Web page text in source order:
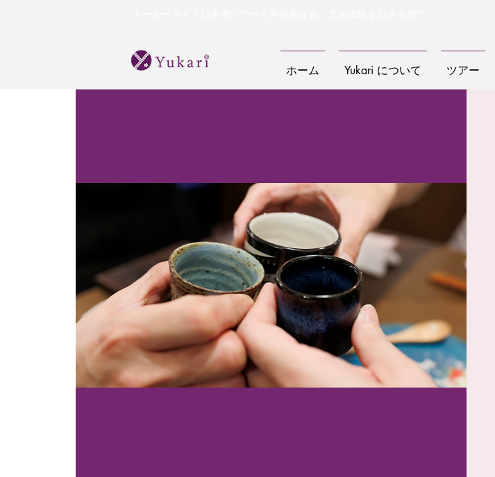
ホーム Yukari について ツアー